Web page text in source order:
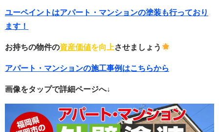
ユーペイントはアパート・マンションの塗装も行っており
ます！
お持ちの物件の資産価値を向上させましょう
アパート・マンションの施工事例はこちらから
画像をタップで詳細ページへ↓